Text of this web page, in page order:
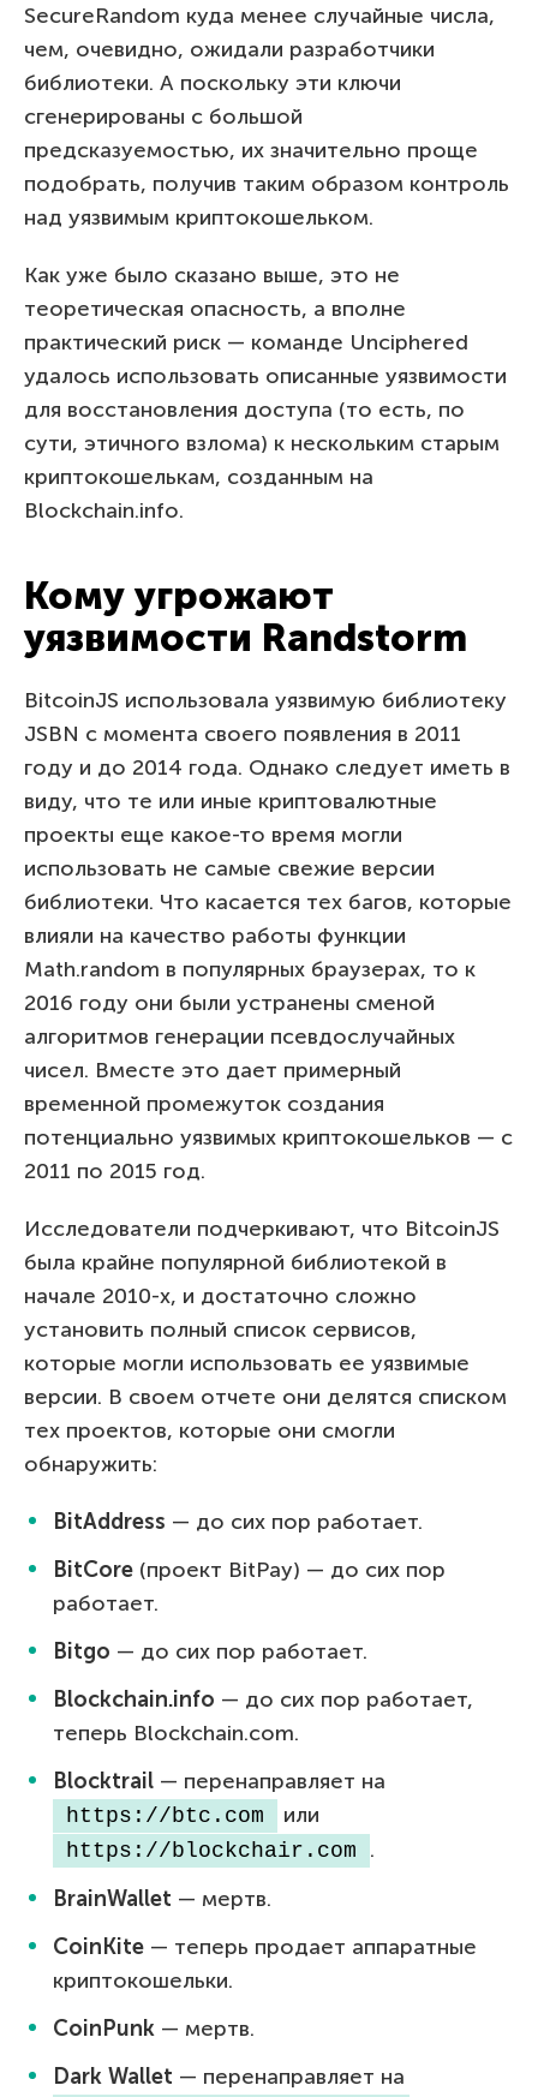
SecureRandom куда менее случайные числа,
чем, очевидно, ожидали разработчики
библиотеки. А поскольку эти ключи
сгенерированы с большой
предсказуемостью, их значительно проще
подобрать, получив таким образом контроль
над уязвимым криптокошельком.
Как уже было сказано выше, это не
теоретическая опасность, а вполне
практический риск — команде Unciphered
удалось использовать описанные уязвимости
для восстановления доступа (то есть, по
сути, этичного взлома) к нескольким старым
криптокошелькам, созданным на
Blockchain.info.
Кому угрожают
уязвимости Randstorm
BitcoinJS использовала уязвимую библиотеку
JSBN с момента своего появления в 2011
году и до 2014 года. Однако следует иметь в
виду, что те или иные криптовалютные
проекты еще какое-то время могли
использовать не самые свежие версии
библиотеки. Что касается тех багов, которые
влияли на качество работы функции
Math.random в популярных браузерах, то к
2016 году они были устранены сменой
алгоритмов генерации псевдослучайных
чисел. Вместе это дает примерный
временной промежуток создания
потенциально уязвимых криптокошельков — с
2011 по 2015 год.
Исследователи подчеркивают, что BitcoinJS
была крайне популярной библиотекой в
начале 2010-х, и достаточно сложно
установить полный список сервисов,
которые могли использовать ее уязвимые
версии. В своем отчете они делятся списком
тех проектов, которые они смогли
обнаружить:
BitAddress — до сих пор работает.
BitCore (проект BitPay) — до сих пор
работает.
Bitgo — до сих пор работает.
Blockchain.info — до сих пор работает,
теперь Blockchain.com.
Blocktrail — перенаправляет на
https://btc.com или
https://blockchair.com .
BrainWallet — мертв.
CoinKite — теперь продает аппаратные
криптокошельки.
CoinPunk — мертв.
Dark Wallet — перенаправляет на